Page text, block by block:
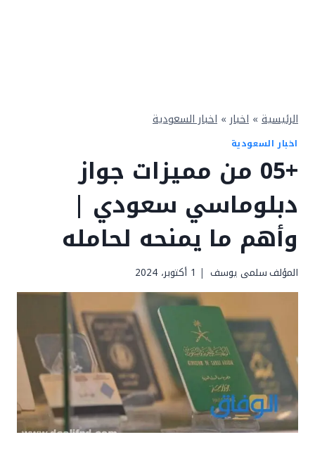
الرئيسية » اخبار » اخبار السعودية
اخبار السعودية
+05 من مميزات جواز
دبلوماسي سعودي |
وأهم ما يمنحه لحامله
المؤلفسلمى يوسف 1 أكتوبر، 2024